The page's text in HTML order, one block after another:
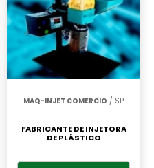
MAQ-INJET COMERCIO / SP
FABRICANTE DE INJETORA
DE PLÁSTICO